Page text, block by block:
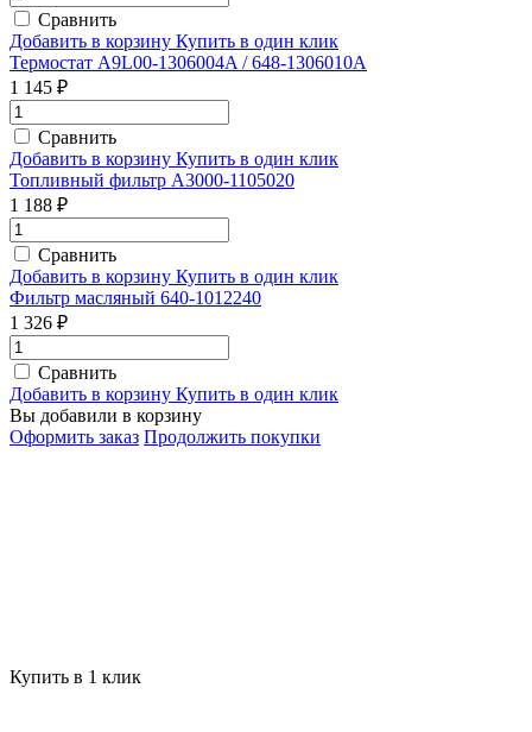
Сравнить
Добавить в корзину Купить в один клик
Термостат A9L00-1306004A / 648-1306010A
1 145 ₽
Сравнить
Добавить в корзину Купить в один клик
Топливный фильтр A3000-1105020
1 188 ₽
Сравнить
Добавить в корзину Купить в один клик
Фильтр масляный 640-1012240
1 326 ₽
Сравнить
Добавить в корзину Купить в один клик
Вы добавили в корзину
Оформить заказ Продолжить покупки
Купить в 1 клик